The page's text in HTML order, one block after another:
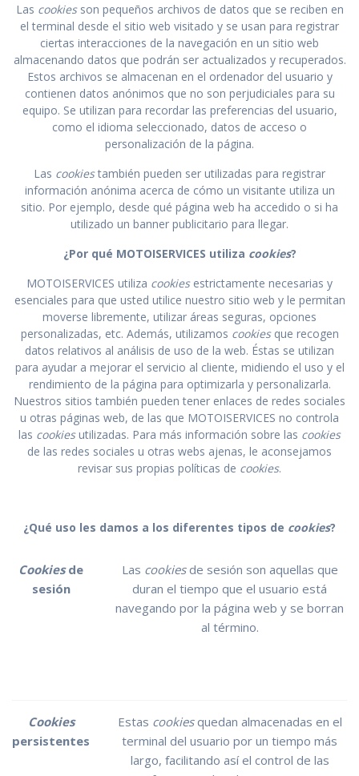
Las cookiesson pequeños archivos de datos que se reciben en
el terminal desde el sitio web visitado y se usan para registrar
ciertas interacciones de la navegación en un sitio web
almacenando datos que podrán ser actualizados y recuperados.
Estos archivos se almacenan en el ordenador del usuario y
contienen datos anónimos que no son perjudiciales para su
equipo. Se utilizan para recordar las preferencias del usuario,
como el idioma seleccionado, datos de acceso o
personalización de la página.
Las cookiestambién pueden ser utilizadas para registrar
información anónima acerca de cómo un visitante utiliza un
sitio. Por ejemplo, desde qué página web ha accedido o si ha
utilizado un banner publicitario para llegar.
¿Por qué MOTOISERVICES utiliza cookies?
MOTOISERVICES utiliza cookiesestrictamente necesarias y
esenciales para que usted utilice nuestro sitio web y le permitan
moverse libremente, utilizar áreas seguras, opciones
personalizadas, etc. Además, utilizamos cookies que recogen
datos relativos al análisis de uso de la web. Éstas se utilizan
para ayudar a mejorar el servicio al cliente, midiendo el uso y el
rendimiento de la página para optimizarla y personalizarla.
Nuestros sitios también pueden tener enlaces de redes sociales
u otras páginas web, de las que MOTOISERVICES no controla
las cookiesutilizadas. Para más información sobre las cookies
de las redes sociales u otras webs ajenas, le aconsejamos
revisar sus propias políticas de cookies.
¿Qué uso les damos a los diferentes tipos de cookies?
Cookiesde
sesión
Las cookiesde sesión son aquellas que
duran el tiempo que el usuario está
navegando por la página web y se borran
al término.
Cookies
persistentes
Estas cookiesquedan almacenadas en el
terminal del usuario por un tiempo más
largo, facilitando así el control de las